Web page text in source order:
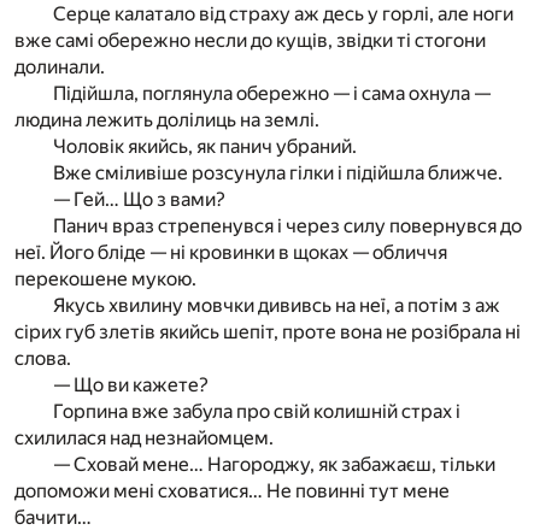
Серце калатало від страху аж десь у горлі, але ноги
вже самі обережно несли до кущів, звідки ті стогони
долинали.
Підійшла, поглянула обережно — і сама охнула —
людина лежить долілиць на землі.
Чоловік якийсь, як панич убраний.
Вже сміливіше розсунула гілки і підійшла ближче.
— Гей… Що з вами?
Панич враз стрепенувся і через силу повернувся до
неї. Його бліде — ні кровинки в щоках — обличчя
перекошене мукою.
Якусь хвилину мовчки дививсь на неї, а потім з аж
сірих губ злетів якийсь шепіт, проте вона не розібрала ні
слова.
— Що ви кажете?
Горпина вже забула про свій колишній страх і
схилилася над незнайомцем.
— Сховай мене… Нагороджу, як забажаєш, тільки
допоможи мені сховатися… Не повинні тут мене
бачити…